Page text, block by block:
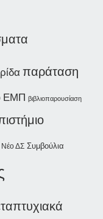
παράταση
ΕΜΠ βιβλιοπαρουσίαση
Νέο ΔΣ Συμβούλια